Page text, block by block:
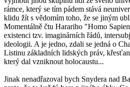
rámce, který se tím pádem stává
klidu žít s vědomím toho, že se jiným
Momentálně čtu Harariho "Homo
existenci tzv. imaginárních řádů,
ideologii. A je jedno, zdali se jedná o
Listinu základních lidských práv,
který dal vzniknout holocaustu...
Jinak nenadřazoval bych Snydera nad